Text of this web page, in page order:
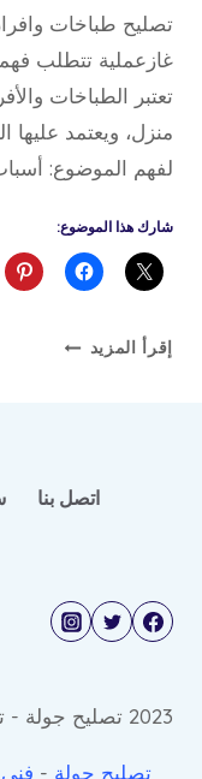
admin
تصليح طباخات
غازعملية تتطلب
تعتبر الطباخات
منزل، ويعتمد عليها
لفهم الموضوع:
شارك هذا الموضوع:
إقرأ المزيد تصليح
اتصل بنا
2023 تصليح جولة - تصليح طباخات - اتصل © : 66165886
تصليح جولة -